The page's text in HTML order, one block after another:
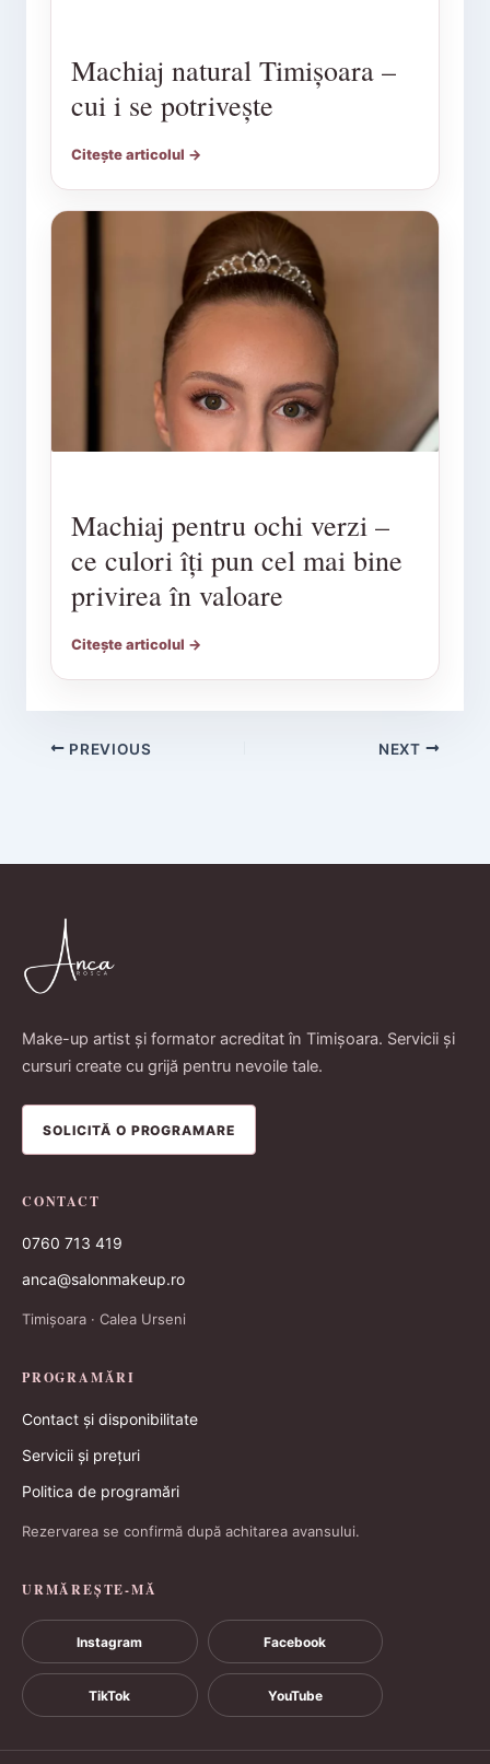
Machiaj natural Timișoara –
cui i se potrivește
Citește articolul →
Machiaj pentru ochi verzi –
ce culori îți pun cel mai bine
privirea în valoare
Citește articolul →
PREVIOUS NEXT
Make-up artist și formator acreditat în Timișoara. Servicii și
cursuri create cu grijă pentru nevoile tale.
SOLICITĂ O PROGRAMARE
CONTACT
0760 713 419
anca@salonmakeup.ro
Timișoara · Calea Urseni
PROGRAMĂRI
Contact și disponibilitate
Servicii și prețuri
Politica de programări
Rezervarea se confirmă după achitarea avansului.
URMĂREȘTE-MĂ
Instagram Facebook
TikTok YouTube